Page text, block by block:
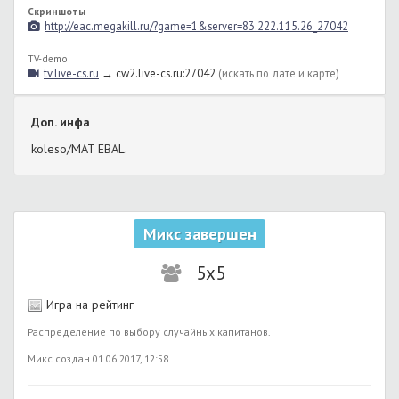
Скриншоты
http://eac.megakill.ru/?game=1&server=83.222.115.26_27042
TV-demo
tv.live-cs.ru → cw2.live-cs.ru:27042 (искать по дате и карте)
Доп. инфа
koleso/MAT EBAL.
Микс завершен
5x5
Игра на рейтинг
Распределение по выбору случайных капитанов.
Микс создан 01.06.2017, 12:58